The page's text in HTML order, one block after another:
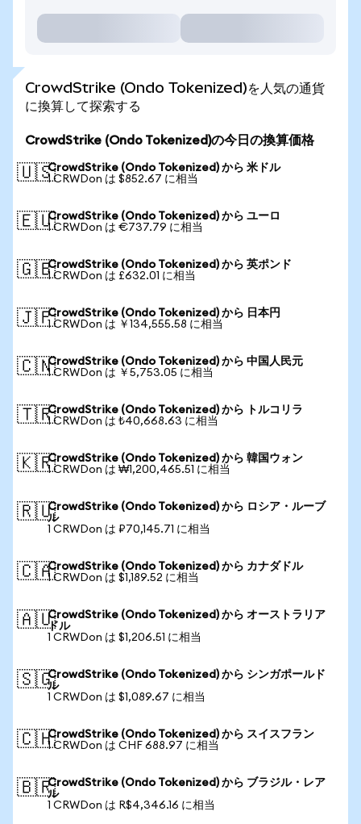
CrowdStrike (Ondo Tokenized)を人気の通貨
に換算して探索する
CrowdStrike (Ondo Tokenized)の今日の換算価格
🇺🇸CrowdStrike (Ondo Tokenized) から 米ドル
1 CRWDon は $852.67 に相当
🇪🇺CrowdStrike (Ondo Tokenized) から ユーロ
1 CRWDon は €737.79 に相当
🇬🇧CrowdStrike (Ondo Tokenized) から 英ポンド
1 CRWDon は £632.01 に相当
🇯🇵CrowdStrike (Ondo Tokenized) から 日本円
1 CRWDon は ￥134,555.58 に相当
🇨🇳CrowdStrike (Ondo Tokenized) から 中国人民元
1 CRWDon は ￥5,753.05 に相当
🇹🇷CrowdStrike (Ondo Tokenized) から トルコリラ
1 CRWDon は ₺40,668.63 に相当
🇰🇷CrowdStrike (Ondo Tokenized) から 韓国ウォン
1 CRWDon は ₩1,200,465.51 に相当
🇷🇺CrowdStrike (Ondo Tokenized) から ロシア・ルーブ
ル
1 CRWDon は ₽70,145.71 に相当
🇨🇦CrowdStrike (Ondo Tokenized) から カナダドル
1 CRWDon は $1,189.52 に相当
🇦🇺CrowdStrike (Ondo Tokenized) から オーストラリア
ドル
1 CRWDon は $1,206.51 に相当
🇸🇬CrowdStrike (Ondo Tokenized) から シンガポールド
ル
1 CRWDon は $1,089.67 に相当
🇨🇭CrowdStrike (Ondo Tokenized) から スイスフラン
1 CRWDon は CHF 688.97 に相当
🇧🇷CrowdStrike (Ondo Tokenized) から ブラジル・レア
ル
1 CRWDon は R$4,346.16 に相当